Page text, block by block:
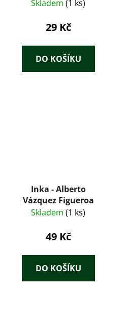
Skladem (1 ks)
29 Kč
DO KOŠÍKU
Inka - Alberto
Vázquez Figueroa
Skladem (1 ks)
49 Kč
DO KOŠÍKU